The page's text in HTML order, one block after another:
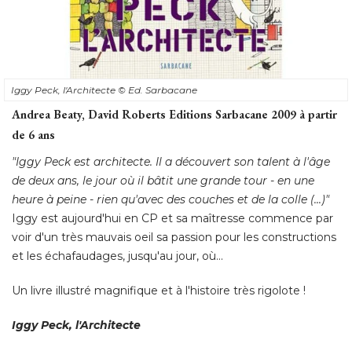
Iggy Peck, l'Architecte © Ed. Sarbacane
Andrea Beaty, David Roberts Editions Sarbacane 2009 à partir
de 6 ans
"Iggy Peck est architecte. Il a découvert son talent à l'âge
de deux ans, le jour où il bâtit une grande tour - en une
heure à peine - rien qu'avec des couches et de la colle (...)"
Iggy est aujourd'hui en CP et sa maîtresse commence par
voir d'un très mauvais oeil sa passion pour les constructions
et les échafaudages, jusqu'au jour, où...
Un livre illustré magnifique et à l'histoire très rigolote !
Iggy Peck, l'Architecte